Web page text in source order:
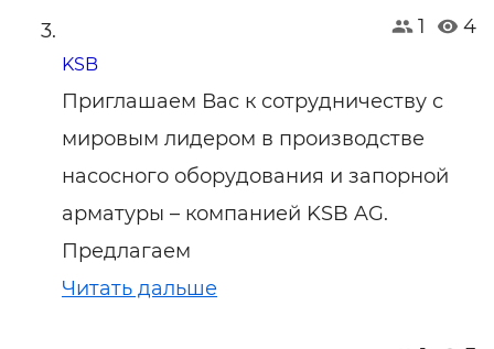
1 4
KSB
Приглашаем Вас к сотрудничеству с
мировым лидером в производстве
насосного оборудования и запорной
арматуры – компанией KSB AG.
Предлагаем
Читать дальше